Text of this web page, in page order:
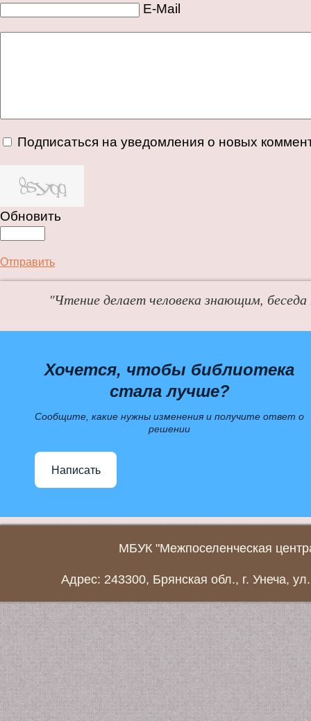
E-Mail
Подписаться на уведомления о новых
Обновить
Отправить
"Чтение делает человека знающим,
Хочется, чтобы библиотека
стала лучше?
Сообщите, какие нужны изменения и получите ответ о
решении
Написать
МБУК "Межпоселенческая
Адрес: 243300, Брянская обл., г. Унеча,